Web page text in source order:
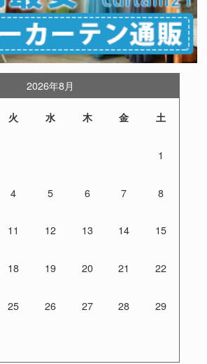
2026年8月
火 水 木 金 土
1
4 5 6 7 8
11 12 13 14 15
18 19 20 21 22
25 26 27 28 29